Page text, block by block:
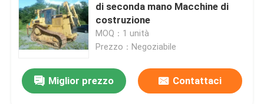
di seconda mano Macchine di
costruzione
MOQ：1 unità
Prezzo：Negoziabile
Miglior prezzo Contattaci